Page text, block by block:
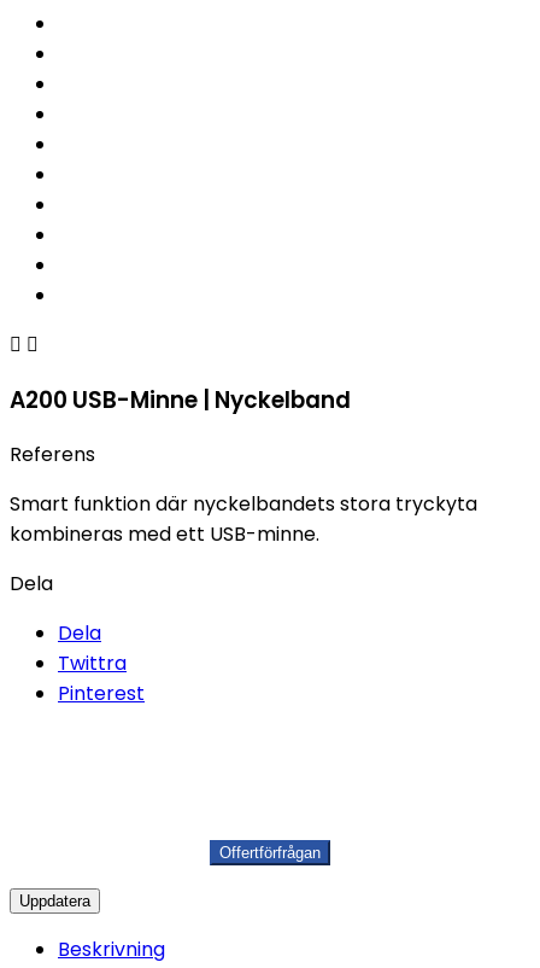
 
A200 USB-Minne | Nyckelband
Referens
Smart funktion där nyckelbandets stora tryckyta
kombineras med ett USB-minne.
Dela
Dela
Twittra
Pinterest
Beskrivning